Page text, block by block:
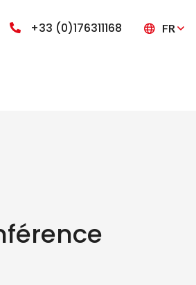
+33 (0)176311168 FR